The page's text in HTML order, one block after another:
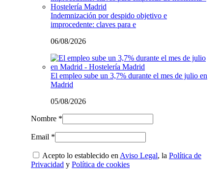
Indemnización por despido objetivo e
improcedente: claves para e
06/08/2026
El empleo sube un 3,7% durante el mes de julio en
Madrid
05/08/2026
Nombre *
Email *
Acepto lo establecido en Aviso Legal, la Política de
Privacidad y Política de cookies